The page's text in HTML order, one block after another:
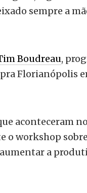
sempre a
Boudreau,
Florianópolis
aconteceram
o workshop
a